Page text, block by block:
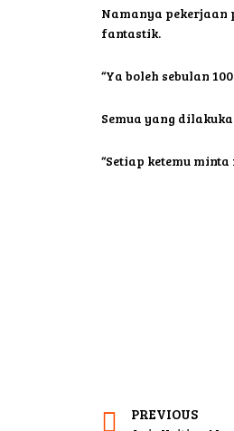
Namanya pekerjaan
fantastik.
“Ya boleh sebulan
Semua yang
“Setiap ketemu
PREVIOUS